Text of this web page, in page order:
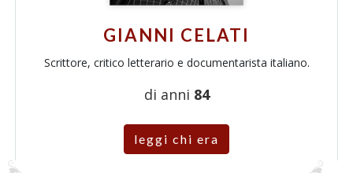
GIANNI CELATI
Scrittore, critico letterario e documentarista italiano.
di anni 84
leggi chi era